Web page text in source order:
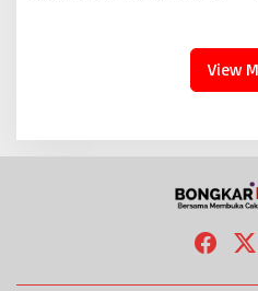
View